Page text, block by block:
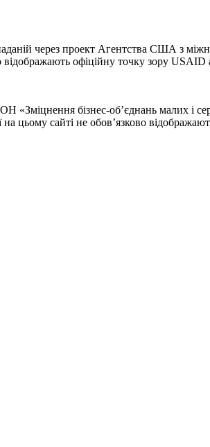
через проект Агентства США з
відображають офіційну точку зору
бізнес-об’єднань малих і
на цьому сайті не обов’язково